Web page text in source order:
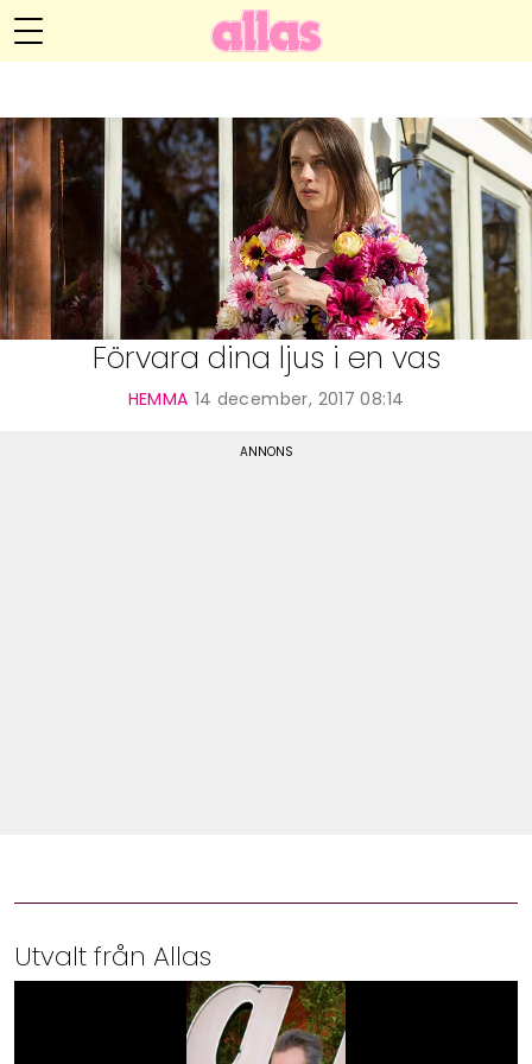
Hälsa
Relationer
Handarbete
Anna María Larssons blogg
Hem
Om Anna María
Kategorier
Arkiv
Kontakt
Förvara dina ljus i en vas
HEMMA 14 december, 2017 08:14
Utvalt från Allas